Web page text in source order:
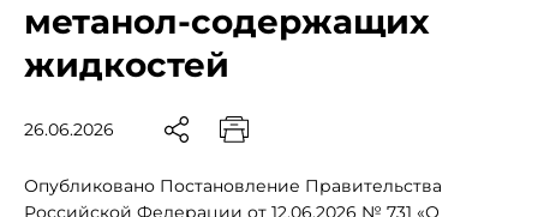
метанол-содержащих
жидкостей
26.06.2026
Опубликовано Постановление Правительства
Российской Федерации от 12.06.2026 № 731 «О